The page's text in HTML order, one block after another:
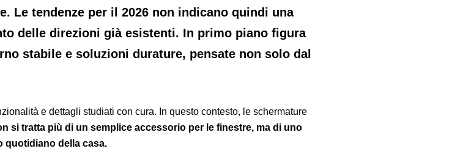
Le tendenze per il 2026 non indicano quindi una
delle direzioni già esistenti. In primo piano figura
stabile e soluzioni durature, pensate non solo dal
e dettagli studiati con cura. In questo contesto, le schermature
si tratta più di un semplice accessorio per le finestre, ma di uno
quotidiano della casa.